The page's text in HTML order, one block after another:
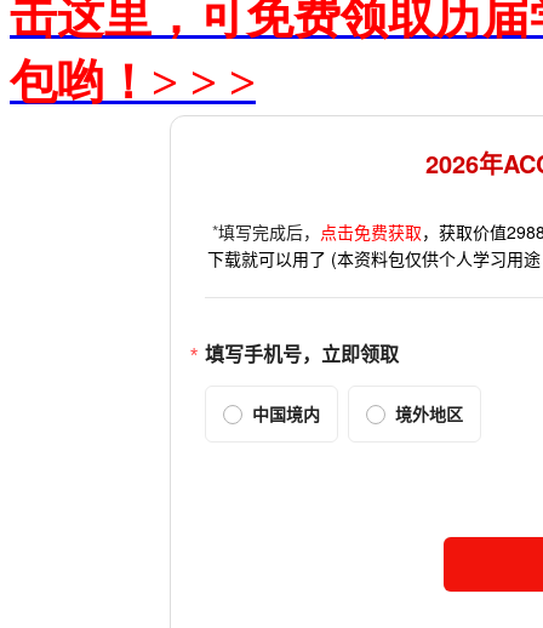
击这里，可免费领取历
包哟！> > >